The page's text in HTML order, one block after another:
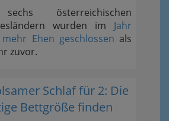
österreichischen
wurden im Jahr
mehr Ehen geschlossen als
zuvor.
Schlaf für 2: Die
Bettgröße finden